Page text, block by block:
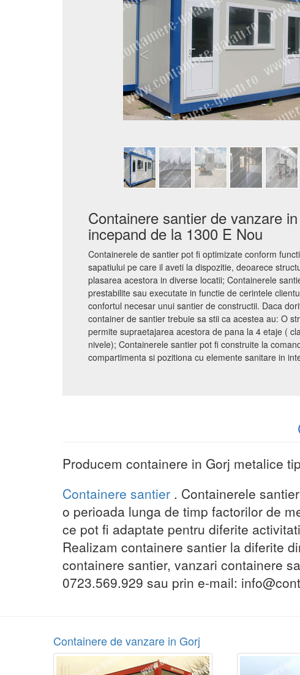
Containere santier de vanzare
incepand de la 1300 E Nou
Containerele de santier pot fi optimizate conform
sapatiului pe care il aveti la dispozitie, deoarece
plasarea acestora in diverse locatii; Containerele
prestabilite sau executate in functie de cerintele
confortul necesar unui santier de constructii. Daca
container de santier trebuie sa stii ca acestea au: O
permite supraetajarea acestora de pana la 4 etaje (
nivele); Containerele santier pot fi construite la
compartimenta si pozitiona cu elemente sanitare in
Producem containere in Gorj metalice
Containere santier . Containerele
o perioada lunga de timp factorilor de
ce pot fi adaptate pentru diferite
Realizam containere santier la diferite
containere santier, vanzari containere
0723.569.929 sau prin e-mail:
Containere de vanzare in Gorj